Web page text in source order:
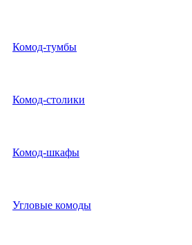
Комод-тумбы
Комод-столики
Комод-шкафы
Угловые комоды